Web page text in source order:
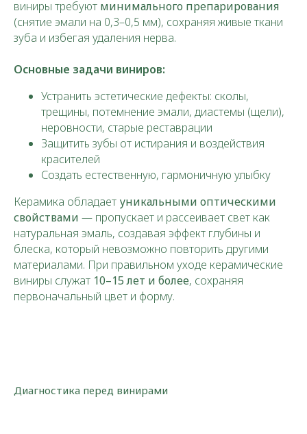
виниры требуют минимального препарирования
(снятие эмали на 0,3–0,5 мм), сохраняя живые ткани
зуба и избегая удаления нерва.
Основные задачи виниров:
Устранить эстетические дефекты: сколы,
трещины, потемнение эмали, диастемы (щели),
неровности, старые реставрации
Защитить зубы от истирания и воздействия
красителей
Создать естественную, гармоничную улыбку
Керамика обладает уникальными оптическими
свойствами — пропускает и рассеивает свет как
натуральная эмаль, создавая эффект глубины и
блеска, который невозможно повторить другими
материалами. При правильном уходе керамические
виниры служат 10–15 лет и более, сохраняя
первоначальный цвет и форму.
Диагностика перед винирами